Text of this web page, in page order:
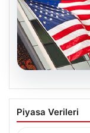
FED faiz
Nisan ayı
Piyasa Verileri